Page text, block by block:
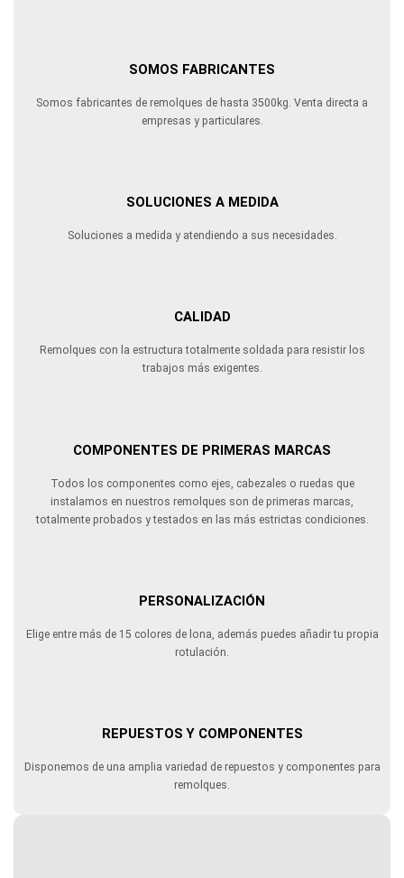
SOMOS FABRICANTES
Somos fabricantes de remolques de hasta 3500kg. Venta directa a
empresas y particulares.
SOLUCIONES A MEDIDA
Soluciones a medida y atendiendo a sus necesidades.
CALIDAD
Remolques con la estructura totalmente soldada para resistir los
trabajos más exigentes.
COMPONENTES DE PRIMERAS MARCAS
Todos los componentes como ejes, cabezales o ruedas que
instalamos en nuestros remolques son de primeras marcas,
totalmente probados y testados en las más estrictas condiciones.
PERSONALIZACIÓN
Elige entre más de 15 colores de lona, además puedes añadir tu propia
rotulación.
REPUESTOS Y COMPONENTES
Disponemos de una amplia variedad de repuestos y componentes para
remolques.